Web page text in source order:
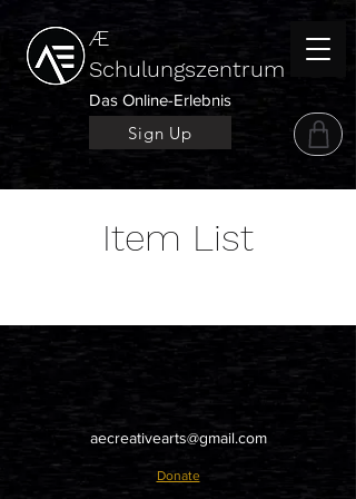
Æ
Schulungszentrum
Das Online-Erlebnis
Sign Up
Item List
aecreativearts@gmail.com
Donate